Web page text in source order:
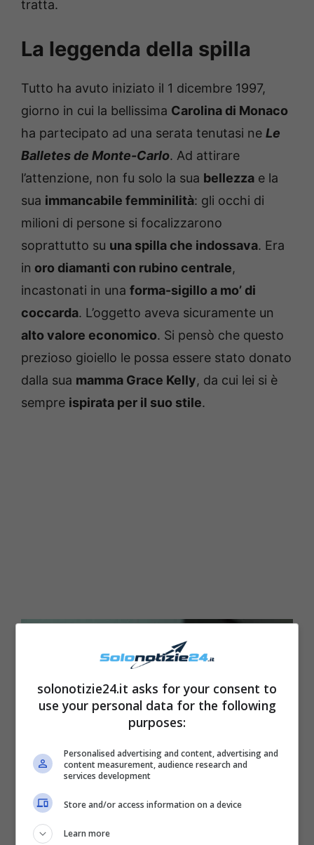
tratta.
La leggenda della spilla
Tutto ha avuto iniziato il 1 dicembre 1997,
giorno in cui la bellissima Carolina di Monaco
ha partecipato ad una serata tenutasi ne Le
Balletes de Monte-Carlo. Ad attirare
l’attenzione, non fu solo la sua bellezza e la
sua immancabile femminilità: gli occhi di
milioni di persone si focalizzarono
soprattutto su una spilla che indossava. Era
in oro diamanti con rubino centrale,
incastonati in una forma-sigillo a mo’ di
coccarda. L’oggetto aveva sicuramente un
alto valore economico. Si pensò che questo
prezioso gioiello le possa essere stato donato
dalla sua mamma Grace Kelly, da cui lei si è
sempre ispirata per il suo stile.
solonotizie24.it asks for your consent to
use your personal data for the following
purposes:
Personalised advertising and content, advertising and
content measurement, audience research and
services development
Store and/or access information on a device
Learn more